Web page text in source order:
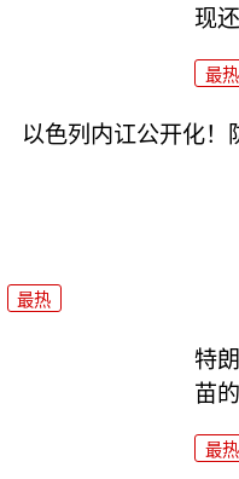
现
最热
以色列内讧公开化！
最热
特
苗
最热